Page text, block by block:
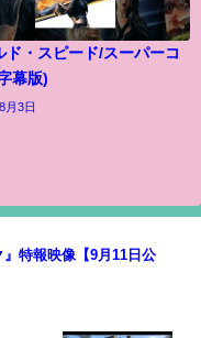
ド・スピード/スーパーコ
幕版)
月3日
特報映像【9月11日公